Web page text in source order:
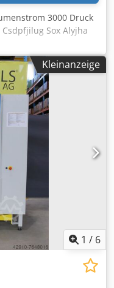
3000 Druck
Sox Alyjha
Kleinanzeige
1 / 6